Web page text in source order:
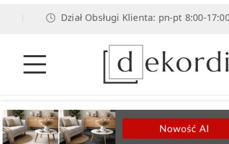
Dział Obsługi Klienta: pn-pt 8:00-17:00, sob